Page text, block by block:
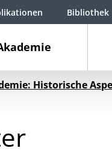
Bibliothek
Historische